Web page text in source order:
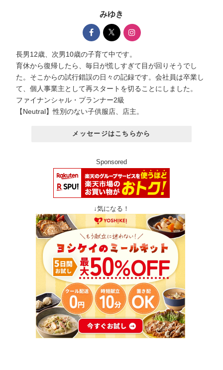
みゆき
長男12歳、次男10歳の子育て中です。
育休から復帰したら、毎日が慌しすぎて目が回りそうでし
た。そこからの試行錯誤の日々の記録です。会社員は卒業し
て、個人事業主として再スタートを切ることにしました。
ファイナンシャル・プランナー2級
【Neutral】性別のない子供服店、店主。
メッセージはこちらから
Sponsored
↓気になる！